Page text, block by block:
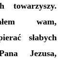
wam,
słabych
Jezusa,